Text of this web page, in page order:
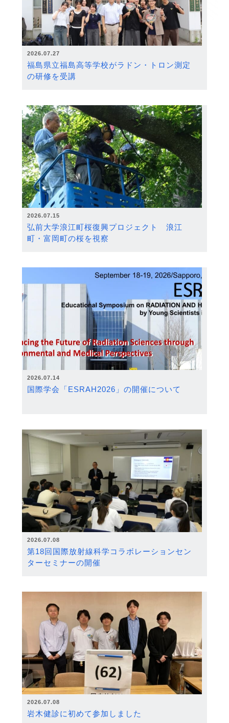
2026.07.27
福島県立福島高等学校がラドン・トロン測定
の研修を受講
2026.07.15
弘前大学浪江町桜復興プロジェクト 浪江
町・富岡町の桜を視察
2026.07.14
国際学会「ESRAH2026」の開催について
2026.07.08
第18回国際放射線科学コラボレーションセン
ターセミナーの開催
2026.07.08
岩木健診に初めて参加しました